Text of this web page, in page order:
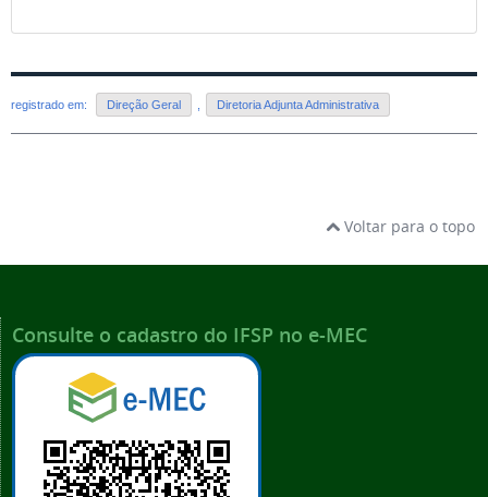
registrado em: Direção Geral Diretoria Adjunta Administrativa
Voltar para o topo
Consulte o cadastro do IFSP no e-MEC